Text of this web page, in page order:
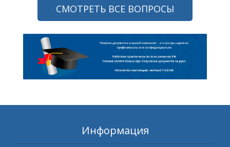
СМОТРЕТЬ ВСЕ ВОПРОСЫ
Информация